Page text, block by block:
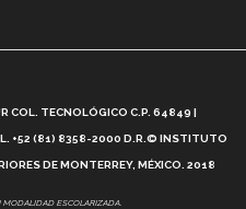
Educativo Tec? (video)
e Inteligencia Artificial, Paola
COL. TECNOLÓGICO C.P. 64849 |
+52 (81) 8358-2000 D.R.© INSTITUTO
DE MONTERREY, MÉXICO. 2018
ESCOLARIZADA.